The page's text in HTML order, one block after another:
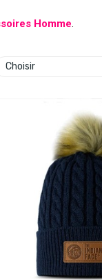
Homme
Choisir